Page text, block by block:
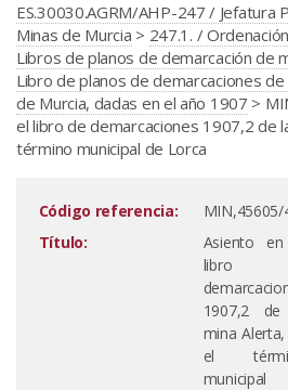
ES.30030.AGRM/AHP-247 / Jefatura
Minas de Murcia > 247.1. /
Libros de planos de demarcación de
Libro de planos de demarcaciones
de Murcia, dadas en el año 1907 >
el libro de demarcaciones 1907,2 de
término municipal de Lorca
Código referencia:
MIN,45605/
Título:
Asiento
libro
1907,2
mina
el
municipal